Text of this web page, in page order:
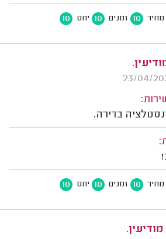
מחיר 10 זמנים 10 יחס 10
בדירה.
מחיר 10 זמנים 10 יחס 10
מודיעין.